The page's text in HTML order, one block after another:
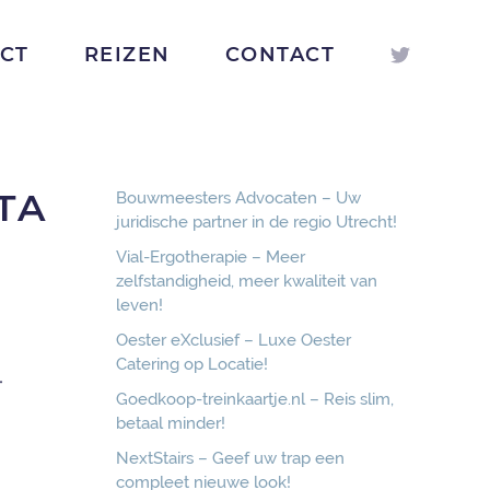
REIZEN CONTACT
Bouwmeesters Advocaten – Uw
juridische partner in de regio Utrecht!
Vial-Ergotherapie – Meer
zelfstandigheid, meer kwaliteit van
leven!
Oester eXclusief – Luxe Oester
Catering op Locatie!
Goedkoop-treinkaartje.nl – Reis slim,
betaal minder!
NextStairs – Geef uw trap een
compleet nieuwe look!